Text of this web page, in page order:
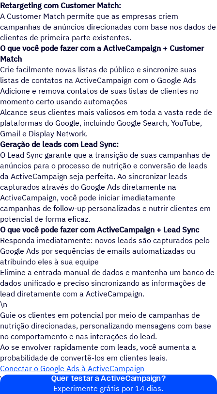
Retargeting com Customer Match:
A Customer Match permite que as empresas criem
campanhas de anúncios direcionadas com base nos dados de
clientes de primeira parte existentes.
O que você pode fazer com a ActiveCampaign + Customer
Match
Crie facilmente novas listas de público e sincronize suas
listas de contatos na ActiveCampaign com o Google Ads
Adicione e remova contatos de suas listas de clientes no
momento certo usando automações
Alcance seus clientes mais valiosos em toda a vasta rede de
plataformas do Google, incluindo Google Search, YouTube,
Gmail e Display Network.
Geração de leads com Lead Sync:
O Lead Sync garante que a transição de suas campanhas de
anúncios para o processo de nutrição e conversão de leads
da ActiveCampaign seja perfeita. Ao sincronizar leads
capturados através do Google Ads diretamente na
ActiveCampaign, você pode iniciar imediatamente
campanhas de follow-up personalizadas e nutrir clientes em
potencial de forma eficaz.
O que você pode fazer com ActiveCampaign + Lead Sync
Responda imediatamente: novos leads são capturados pelo
Google Ads por sequências de emails automatizadas ou
atribuindo eles à sua equipe
Elimine a entrada manual de dados e mantenha um banco de
dados unificado e preciso sincronizando as informações de
lead diretamente com a ActiveCampaign.
\n
Guie os clientes em potencial por meio de campanhas de
nutrição direcionadas, personalizando mensagens com base
no comportamento e nas interações do lead.
Ao se envolver rapidamente com leads, você aumenta a
probabilidade de convertê-los em clientes leais.
Conectar o Google Ads à ActiveCampaign
\n
Quer testar a ActiveCampaign?
Experimente grátis por 14 dias.